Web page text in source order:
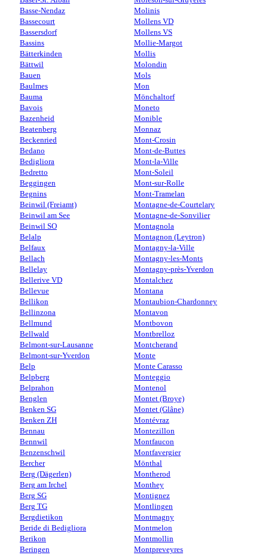
Basse-Nendaz
Bassecourt
Bassersdorf
Bassins
Bätterkinden
Bättwil
Bauen
Baulmes
Bauma
Bavois
Bazenheid
Beatenberg
Beckenried
Bedano
Bedigliora
Bedretto
Beggingen
Begnins
Beinwil (Freiamt)
Beinwil am See
Beinwil SO
Belalp
Belfaux
Bellach
Bellelay
Bellerive VD
Bellevue
Bellikon
Bellinzona
Bellmund
Bellwald
Belmont-sur-Lausanne
Belmont-sur-Yverdon
Belp
Belpberg
Belprahon
Benglen
Benken SG
Benken ZH
Bennau
Bennwil
Benzenschwil
Bercher
Berg (Dägerlen)
Berg am Irchel
Berg SG
Berg TG
Bergdietikon
Beride di Bedigliora
Berikon
Beringen
Molinis
Mollens VD
Mollens VS
Mollie-Margot
Mollis
Molondin
Mols
Mon
Mönchaltorf
Moneto
Monible
Monnaz
Mont-Crosin
Mont-de-Buttes
Mont-la-Ville
Mont-Soleil
Mont-sur-Rolle
Mont-Tramelan
Montagne-de-Courtelary
Montagne-de-Sonvilier
Montagnola
Montagnon (Leytron)
Montagny-la-Ville
Montagny-les-Monts
Montagny-près-Yverdon
Montalchez
Montana
Montaubion-Chardonney
Montavon
Montbovon
Montbrelloz
Montcherand
Monte
Monte Carasso
Monteggio
Montenol
Montet (Broye)
Montet (Glâne)
Montévraz
Montezillon
Montfaucon
Montfavergier
Mönthal
Montherod
Monthey
Montignez
Montlingen
Montmagny
Montmelon
Montmollin
Montpreveyres